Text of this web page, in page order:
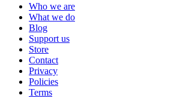
Who we are
What we do
Blog
Support us
Store
Contact
Privacy
Policies
Terms